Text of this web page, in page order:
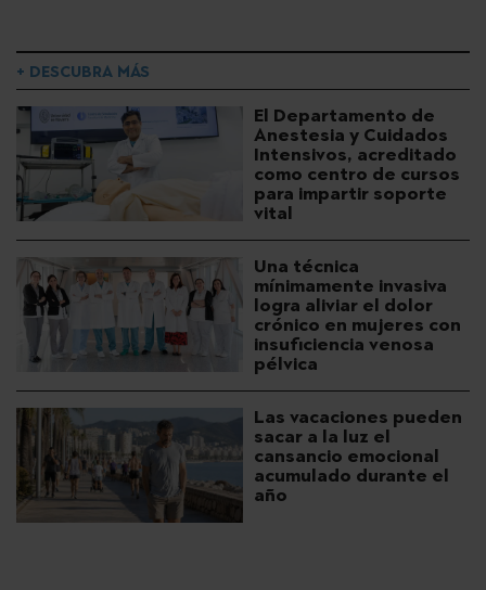
+ DESCUBRA MÁS
El Departamento de
Anestesia y Cuidados
Intensivos, acreditado
como centro de cursos
para impartir soporte
vital
Una técnica
mínimamente invasiva
logra aliviar el dolor
crónico en mujeres con
insuficiencia venosa
pélvica
Las vacaciones pueden
sacar a la luz el
cansancio emocional
acumulado durante el
año